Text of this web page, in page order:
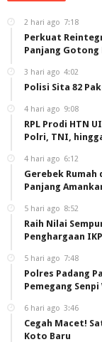
2 hari ago 7:18
Perkuat
Panjang Gotong
3 hari ago 4:02
Polisi Sita 82
4 hari ago 9:08
RPL Prodi HTN
Polri, TNI,
4 hari ago 6:12
Gerebek
Panjang
5 hari ago 8:52
Raih Nilai
Penghargaan
5 hari ago 7:48
Polres Padang
Pemegang
6 hari ago 3:46
Cegah Macet!
Koto Baru